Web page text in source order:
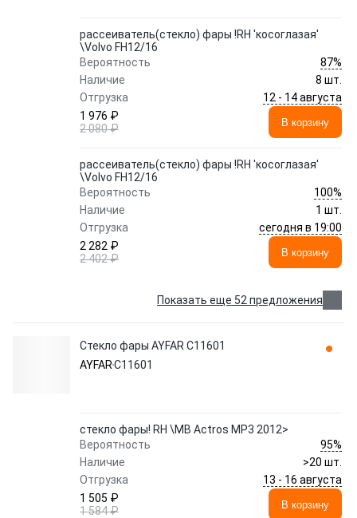
рассеиватель(стекло) фары !RH 'косоглазая'
\Volvo FH12/16
Вероятность
87%
Наличие
8 шт.
Отгрузка
12 - 14 августа
1 976 ₽
2 080 ₽
В корзину
рассеиватель(стекло) фары !RH 'косоглазая'
\Volvo FH12/16
Вероятность
100%
Наличие
1 шт.
Отгрузка
сегодня в 19:00
2 282 ₽
2 402 ₽
В корзину
Показать еще 52 предложения
Стекло фары AYFAR C11601
AYFARC11601
стекло фары! RH \MB Actros MP3 2012>
Вероятность
95%
Наличие
>20 шт.
Отгрузка
13 - 16 августа
1 505 ₽
1 584 ₽
В корзину